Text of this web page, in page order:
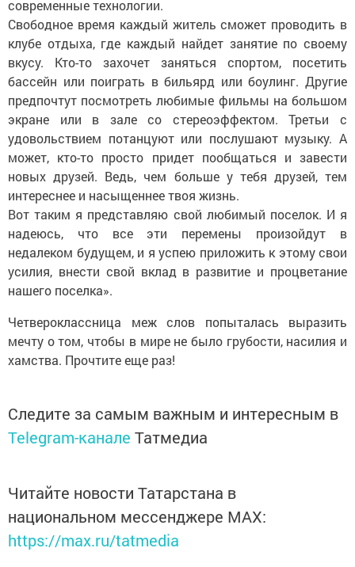
современные технологии.
Свободное время каждый житель сможет проводить в
клубе отдыха, где каждый найдет занятие по своему
вкусу. Кто-то захочет заняться спортом, посетить
бассейн или поиграть в бильярд или боулинг. Другие
предпочтут посмотреть любимые фильмы на большом
экране или в зале со стереоэффектом. Третьи с
удовольствием потанцуют или послушают музыку. А
может, кто-то просто придет пообщаться и завести
новых друзей. Ведь, чем больше у тебя друзей, тем
интереснее и насыщеннее твоя жизнь.
Вот таким я представляю свой любимый поселок. И я
надеюсь, что все эти перемены произойдут в
недалеком будущем, и я успею приложить к этому свои
усилия, внести свой вклад в развитие и процветание
нашего поселка».
Четвероклассница меж слов попыталась выразить
мечту о том, чтобы в мире не было грубости, насилия и
хамства. Прочтите еще раз!
Следите за самым важным и интересным в
Telegram-канале Татмедиа
Читайте новости Татарстана в
национальном мессенджере MАХ:
https://max.ru/tatmedia